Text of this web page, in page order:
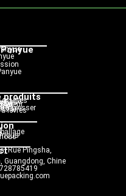
produits
gouttes
à presser
air
lèvres
nous
Rue Pingsha,
Guangdong, Chine